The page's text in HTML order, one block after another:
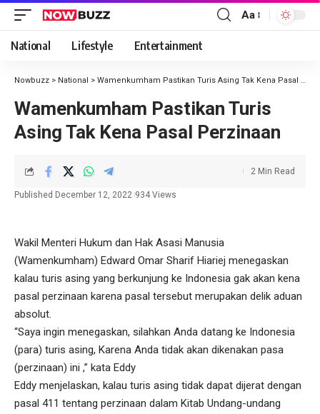
Aa
National Lifestyle Entertainment
Nowbuzz > National > Wamenkumham Pastikan Turis Asing Tak Kena Pasal Perzinaan
Wamenkumham Pastikan Turis
Asing Tak Kena Pasal Perzinaan
Published December 12, 2022 934 Views
2 Min Read
Wakil Menteri Hukum dan Hak Asasi Manusia
(Wamenkumham) Edward Omar Sharif Hiariej menegaskan
kalau turis asing yang berkunjung ke Indonesia gak akan kena
pasal perzinaan karena pasal tersebut merupakan delik aduan
absolut.
“Saya ingin menegaskan, silahkan Anda datang ke Indonesia
(para) turis asing, Karena Anda tidak akan dikenakan pasa
(perzinaan) ini ,” kata Eddy
Eddy menjelaskan, kalau turis asing tidak dapat dijerat dengan
pasal 411 tentang perzinaan dalam Kitab Undang-undang